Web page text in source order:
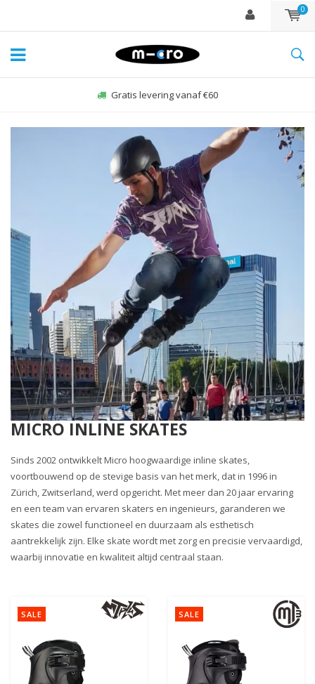
0
Gratis levering vanaf €60
MICRO INLINE SKATES
Sinds 2002 ontwikkelt Micro hoogwaardige inline skates,
voortbouwend op de stevige basis van het merk, dat in 1996 in
Zürich, Zwitserland, werd opgericht. Met meer dan 20 jaar ervaring
en een team van ervaren skaters en ingenieurs, garanderen we
skates die zowel functioneel en duurzaam als esthetisch
aantrekkelijk zijn. Elke skate wordt met zorg en precisie vervaardigd,
waarbij innovatie en kwaliteit altijd centraal staan.
SALE SALE